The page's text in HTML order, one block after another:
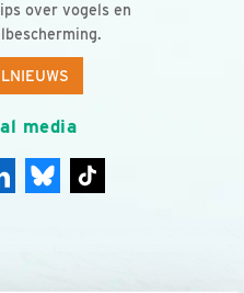
over vogels en
media